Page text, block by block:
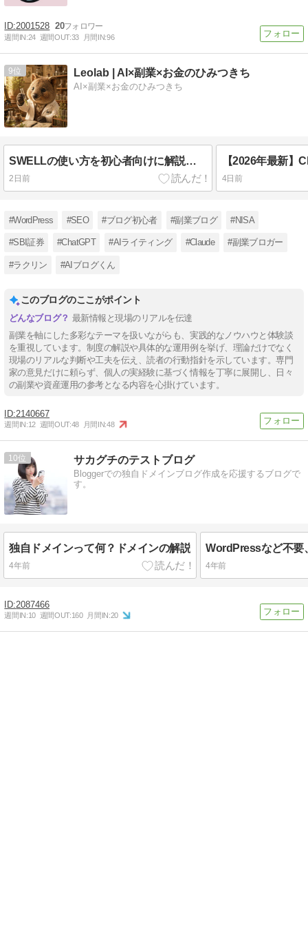
2001528 20
週間IN:24 週間OUT:33 月間IN:96
9 Leolab | AI×副業×お金のひみつきち
AI×副業×お金のひみつきち
SWELLの使い方を初心者向けに解説｜記事を書く基本操作と便利ブロック全ステップ【2026年最新】
2日前 4日前
#WordPress #SEO #ブログ初心者 #副業ブログ #NISA
#SBI証券 #ChatGPT #AIライティング #Claude #副業ブロガー
#ラクリン #AIブログくん
このブログのここがポイント
最新情報と現場のリアルを伝達
副業を軸にした多彩なテーマを扱いながらも、実践的なノウハウと体験談
を重視しています。制度の解説や具体的な運用例を挙げ、理論だけでなく
現場のリアルな判断や工夫を伝え、読者の行動指針を示しています。専門
家の意見だけに頼らず、個人の実経験に基づく情報を丁寧に展開し、日々
の副業や資産運用の参考となる内容を心掛けています。
2140667
週間IN:12 週間OUT:48 月間IN:48
10 サカグチのテストブログ
Bloggerでの独自ドメインブログ作成を応援するブログで
す。
独自ドメインって何？ドメインの解説
4年前 4年前
2087466
週間IN:10 週間OUT:160 月間IN:20